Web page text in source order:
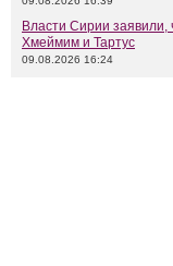
Власти Сирии заявили,
Хмеймим и Тартус
09.08.2026 16:24